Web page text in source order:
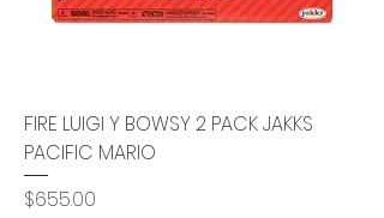
FIRE LUIGI Y BOWSY 2 PACK JAKKS
PACIFIC MARIO
Precio
$655.00